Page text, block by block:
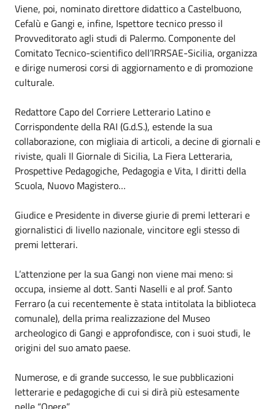
Viene, poi, nominato direttore didattico a Castelbuono,
Cefalù e Gangi e, infine, Ispettore tecnico presso il
Provveditorato agli studi di Palermo. Componente del
Comitato Tecnico-scientifico dell’IRRSAE-Sicilia, organizza
e dirige numerosi corsi di aggiornamento e di promozione
culturale.
Redattore Capo del Corriere Letterario Latino e
Corrispondente della RAI (G.d.S.), estende la sua
collaborazione, con migliaia di articoli, a decine di giornali e
riviste, quali Il Giornale di Sicilia, La Fiera Letteraria,
Prospettive Pedagogiche, Pedagogia e Vita, I diritti della
Scuola, Nuovo Magistero…
Giudice e Presidente in diverse giurie di premi letterari e
giornalistici di livello nazionale, vincitore egli stesso di
premi letterari.
L’attenzione per la sua Gangi non viene mai meno: si
occupa, insieme al dott. Santi Naselli e al prof. Santo
Ferraro (a cui recentemente è stata intitolata la biblioteca
comunale), della prima realizzazione del Museo
archeologico di Gangi e approfondisce, con i suoi studi, le
origini del suo amato paese.
Numerose, e di grande successo, le sue pubblicazioni
letterarie e pedagogiche di cui si dirà più estesamente